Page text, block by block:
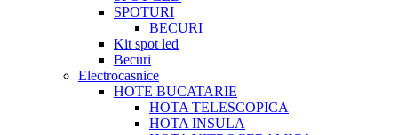
SPOTURI
BECURI
Kit spot led
Becuri
Electrocasnice
HOTE BUCATARIE
HOTA TELESCOPICA
HOTA INSULA